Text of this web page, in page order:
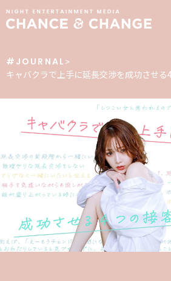
#JOURNAL >
キャバクラで上手に延長交渉を成功させる